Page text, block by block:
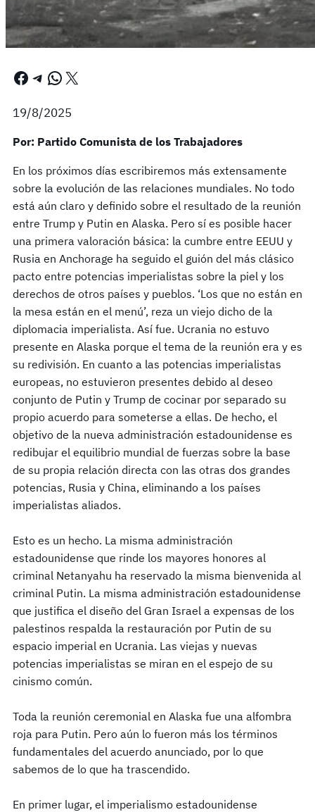
Facebook Telegram WhatsApp X
19/8/2025
Por: Partido Comunista de los Trabajadores
En los próximos días escribiremos más extensamente
sobre la evolución de las relaciones mundiales. No todo
está aún claro y definido sobre el resultado de la reunión
entre Trump y Putin en Alaska. Pero sí es posible hacer
una primera valoración básica: la cumbre entre EEUU y
Rusia en Anchorage ha seguido el guión del más clásico
pacto entre potencias imperialistas sobre la piel y los
derechos de otros países y pueblos. ‘Los que no están en
la mesa están en el menú’, reza un viejo dicho de la
diplomacia imperialista. Así fue. Ucrania no estuvo
presente en Alaska porque el tema de la reunión era y es
su redivisión. En cuanto a las potencias imperialistas
europeas, no estuvieron presentes debido al deseo
conjunto de Putin y Trump de cocinar por separado su
propio acuerdo para someterse a ellas. De hecho, el
objetivo de la nueva administración estadounidense es
redibujar el equilibrio mundial de fuerzas sobre la base
de su propia relación directa con las otras dos grandes
potencias, Rusia y China, eliminando a los países
imperialistas aliados.
Esto es un hecho. La misma administración
estadounidense que rinde los mayores honores al
criminal Netanyahu ha reservado la misma bienvenida al
criminal Putin. La misma administración estadounidense
que justifica el diseño del Gran Israel a expensas de los
palestinos respalda la restauración por Putin de su
espacio imperial en Ucrania. Las viejas y nuevas
potencias imperialistas se miran en el espejo de su
cinismo común.
Toda la reunión ceremonial en Alaska fue una alfombra
roja para Putin. Pero aún lo fueron más los términos
fundamentales del acuerdo anunciado, por lo que
sabemos de lo que ha trascendido.
En primer lugar, el imperialismo estadounidense